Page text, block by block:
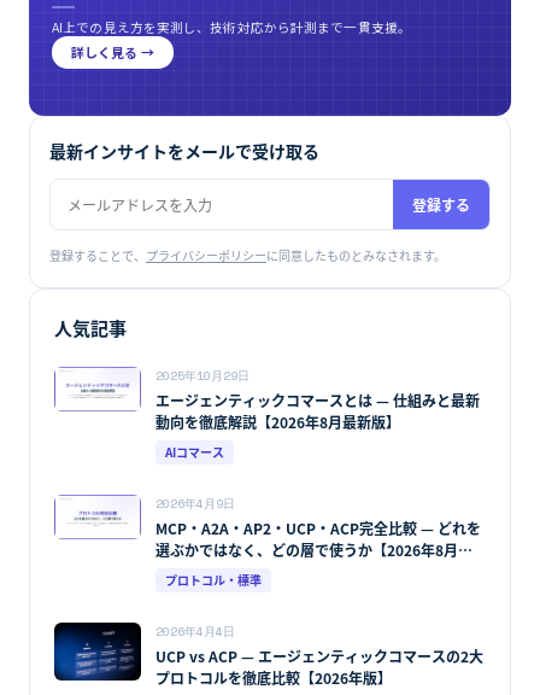
AI上での見え方を実測し、技術対応から計測まで一貫支援。
詳しく見る →
最新インサイトをメールで受け取る
登録する
登録することで、 プライバシーポリシーに同意したものとみなされます。
人気記事
2025年10月29日
エージェンティックコマースとは — 仕組みと最新
動向を徹底解説【2026年8月最新版】
AIコマース
2026年4月9日
MCP・A2A・AP2・UCP・ACP完全比較 — どれを
選ぶかではなく、どの層で使うか【2026年8月最
新版】
プロトコル・標準
2026年4月4日
UCP vs ACP — エージェンティックコマースの2大
プロトコルを徹底比較【2026年版】